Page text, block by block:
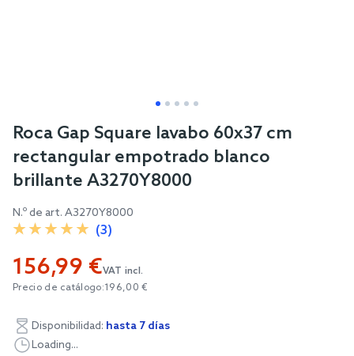
Skip
beginning
of
the
gallery
Roca Gap Square lavabo 60x37 cm
rectangular empotrado blanco
brillante A3270Y8000
N.º de art. A3270Y8000
(3)
156,99 €VAT incl.
Precio de catálogo:196,00 €
Disponibilidad: hasta 7 días
Loading...